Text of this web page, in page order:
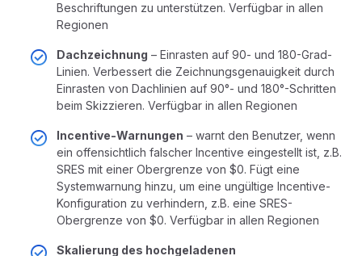
Beschriftungen zu unterstützen. Verfügbar in allen
Regionen
Dachzeichnung – Einrasten auf 90- und 180-Grad-
Linien. Verbessert die Zeichnungsgenauigkeit durch
Einrasten von Dachlinien auf 90°- und 180°-Schritten
beim Skizzieren. Verfügbar in allen Regionen
Incentive-Warnungen – warnt den Benutzer, wenn
ein offensichtlich falscher Incentive eingestellt ist, z.B.
SRES mit einer Obergrenze von $0. Fügt eine
Systemwarnung hinzu, um eine ungültige Incentive-
Konfiguration zu verhindern, z.B. eine SRES-
Obergrenze von $0. Verfügbar in allen Regionen
Skalierung des hochgeladenen